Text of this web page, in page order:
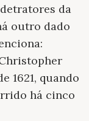
da
outro dado
1621, quando
há cinco